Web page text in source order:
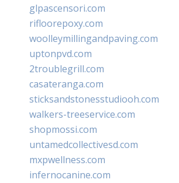
glpascensori.com
rifloorepoxy.com
woolleymillingandpaving.com
uptonpvd.com
2troublegrill.com
casateranga.com
sticksandstonesstudiooh.com
walkers-treeservice.com
shopmossi.com
untamedcollectivesd.com
mxpwellness.com
infernocanine.com